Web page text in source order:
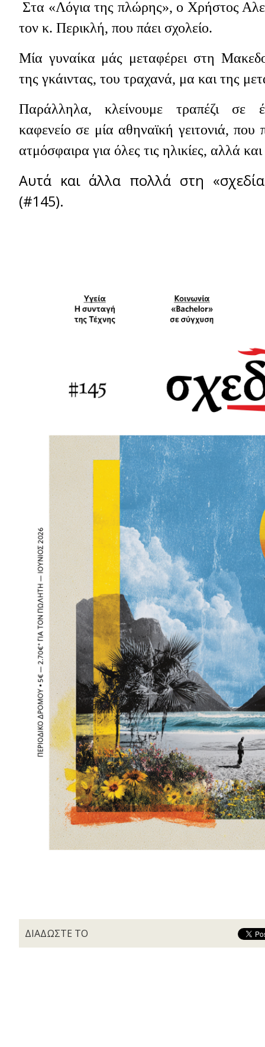
Στα «Λόγια της πλώρης», ο Χρήστος
τον κ. Περικλή, που πάει σχολείο.
Μία γυναίκα μάς μεταφέρει στη
της γκάιντας, του τραχανά, μα και της
Παράλληλα, κλείνουμε τραπέζι σε έ
καφενείο σε μία αθηναϊκή γειτονιά, που
ατμόσφαιρα για όλες τις ηλικίες, αλλά
Αυτά και άλλα πολλά στη
(#145).
ΔΙΑΔΩΣΤΕ ΤΟ